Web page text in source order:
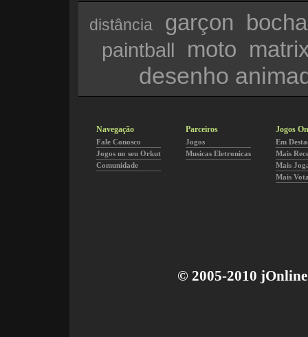
distância garçon bocha
paintball moto
desenho
Navegação
Fale Conosco
Jogos no seu Orkut
Comunidade
Parceiros
Jogos
Musicas Eletronicas
Jogos
Em
Mais
Mais
Mais
© 2005-2010